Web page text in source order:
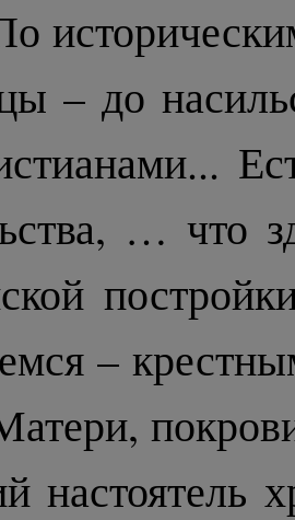
– до
… что
–
настоятель